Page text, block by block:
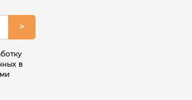
>
в